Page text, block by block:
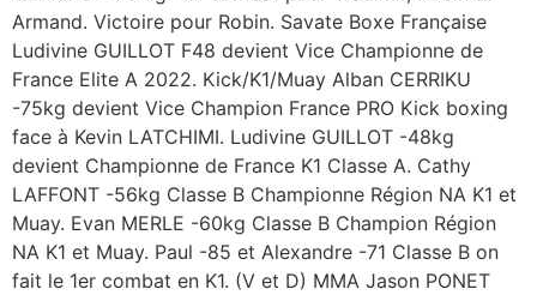
Armand. Victoire pour Robin. Savate Boxe Française
Ludivine GUILLOT F48 devient Vice Championne de
France Elite A 2022. Kick/K1/Muay Alban CERRIKU
-75kg devient Vice Champion France PRO Kick boxing
face à Kevin LATCHIMI. Ludivine GUILLOT -48kg
devient Championne de France K1 Classe A. Cathy
LAFFONT -56kg Classe B Championne Région NA K1 et
Muay. Evan MERLE -60kg Classe B Champion Région
NA K1 et Muay. Paul -85 et Alexandre -71 Classe B on
fait le 1er combat en K1. (V et D) MMA Jason PONET